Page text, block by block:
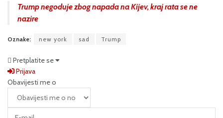
Trump negoduje zbog napada na Kijev, kraj rata se ne
nazire
Oznake: new york sad Trump
Pretplatite se
Prijava
Obavijesti me o